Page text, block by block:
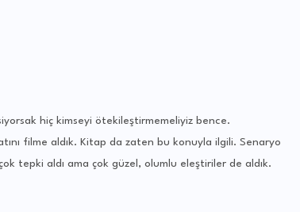
hiç kimseyi ötekileştirmemeliyiz bence.
filme aldık. Kitap da zaten bu konuyla ilgili. Senaryo
tepki aldı ama çok güzel, olumlu eleştiriler de aldık.